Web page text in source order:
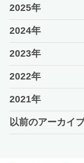
2025年
2024年
2023年
2022年
2021年
以前のアーカイ